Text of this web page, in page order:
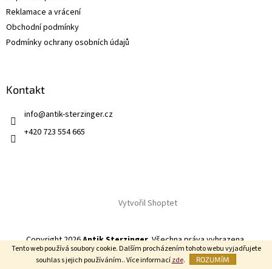
Tento web používá soubory cookie. Dalším procházením tohoto webu vyjadřujete
souhlas s jejich používáním.. Více informacízde. ROZUMÍM
Reklamace a vrácení
Obchodní podmínky
Podmínky ochrany osobních údajů
Kontakt
info@antik-sterzinger.cz
+420 723 554 665
Vytvořil Shoptet
Copyright 2026Antik Sterzinger. Všechna práva vyhrazena.